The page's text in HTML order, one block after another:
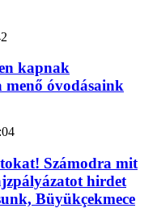
kapnak
menő óvodásaink
Számodra mit
hirdet
Büyükçekmece